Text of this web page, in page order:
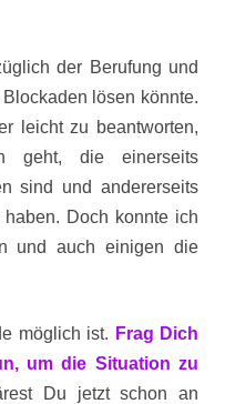
der Berufung und
lösen könnte.
leicht zu beantworten,
geht, die einerseits
sind und andererseits
Doch konnte ich
und auch einigen die
möglich ist. Frag Dich
um die Situation zu
Du jetzt schon an